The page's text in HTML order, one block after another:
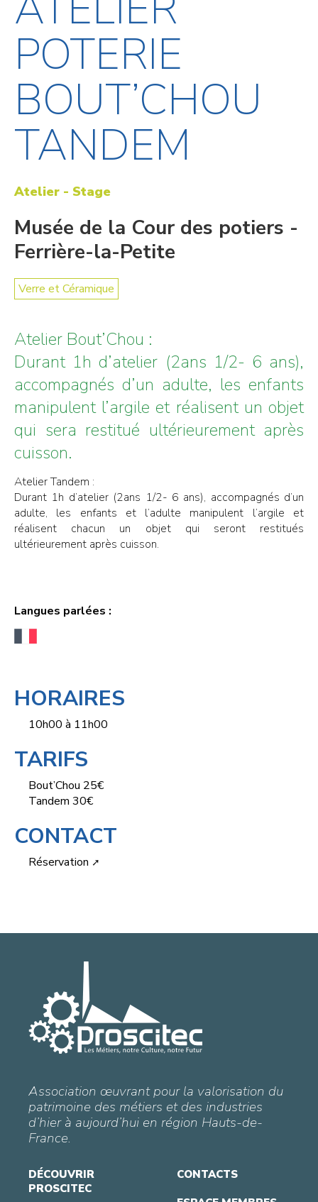
POTERIE
BOUT’CHOU
TANDEM
Atelier - Stage
Musée de la Cour des potiers -
Ferrière-la-Petite
Verre et Céramique
Atelier Bout’Chou :
Durant 1h d’atelier (2ans 1/2- 6 ans),
accompagnés d’un adulte, les enfants
manipulent l’argile et réalisent un objet
qui sera restitué ultérieurement après
cuisson.
Atelier Tandem :
Durant 1h d’atelier (2ans 1/2- 6 ans), accompagnés d’un
adulte, les enfants et l’adulte manipulent l’argile et
réalisent chacun un objet qui seront restitués
ultérieurement après cuisson.
Langues parlées :
HORAIRES
10h00 à 11h00
TARIFS
Bout’Chou 25€
Tandem 30€
CONTACT
Réservation
Association œuvrant pour la valorisation du
patrimoine des métiers et des industries
d’hier à aujourd’hui en région Hauts-de-
France.
DÉCOUVRIR
PROSCITEC
CONTACTS